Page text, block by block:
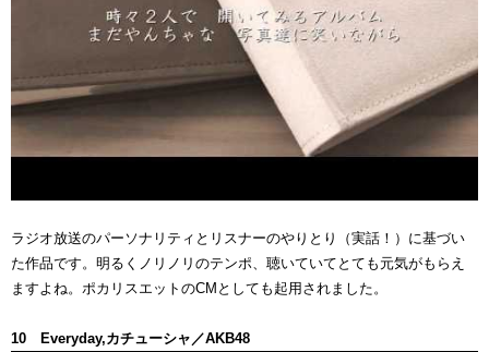
ラジオ放送のパーソナリティとリスナーのやりとり（実話！）に基づい
た作品です。明るくノリノリのテンポ、聴いていてとても元気がもらえ
ますよね。ポカリスエットのCMとしても起用されました。
10 Everyday,カチューシャ／AKB48